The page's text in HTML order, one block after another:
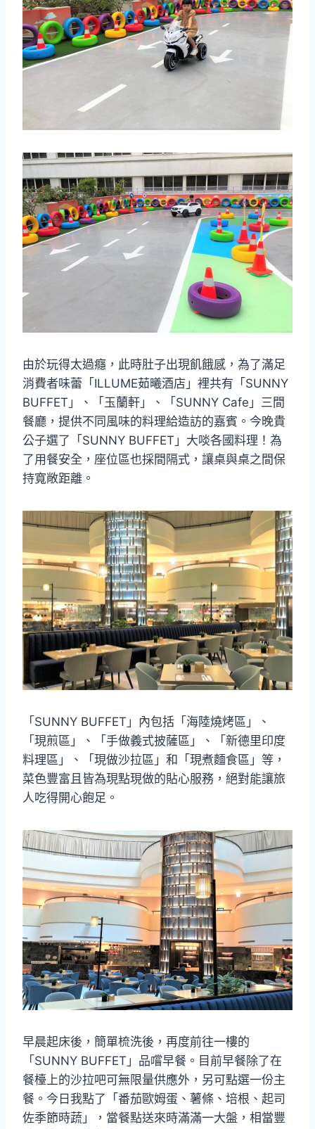
由於玩得太過癮，此時肚子出現飢餓感，為了滿足
消費者味蕾「ILLUME茹曦酒店」裡共有「SUNNY
BUFFET」、「玉蘭軒」、「SUNNY Cafe」三間
餐廳，提供不同風味的料理給造訪的嘉賓。今晚貴
公子選了「SUNNY BUFFET」大啖各國料理！為
了用餐安全，座位區也採間隔式，讓桌與桌之間保
持寬敞距離。
「SUNNY BUFFET」內包括「海陸燒烤區」、
「現煎區」、「手做義式披薩區」、「新德里印度
料理區」、「現做沙拉區」和「現煮麵食區」等，
菜色豐富且皆為現點現做的貼心服務，絕對能讓旅
人吃得開心飽足。
早晨起床後，簡單梳洗後，再度前往一樓的
「SUNNY BUFFET」品嚐早餐。目前早餐除了在
餐檯上的沙拉吧可無限量供應外，另可點選一份主
餐。今日我點了「番茄歐姆蛋、薯條、培根、起司
佐季節時蔬」，當餐點送來時滿滿一大盤，相當豐